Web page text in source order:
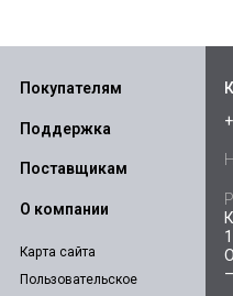
Покупателям
Поддержка
Поставщикам
О компании
Карта сайта
Пользовательское